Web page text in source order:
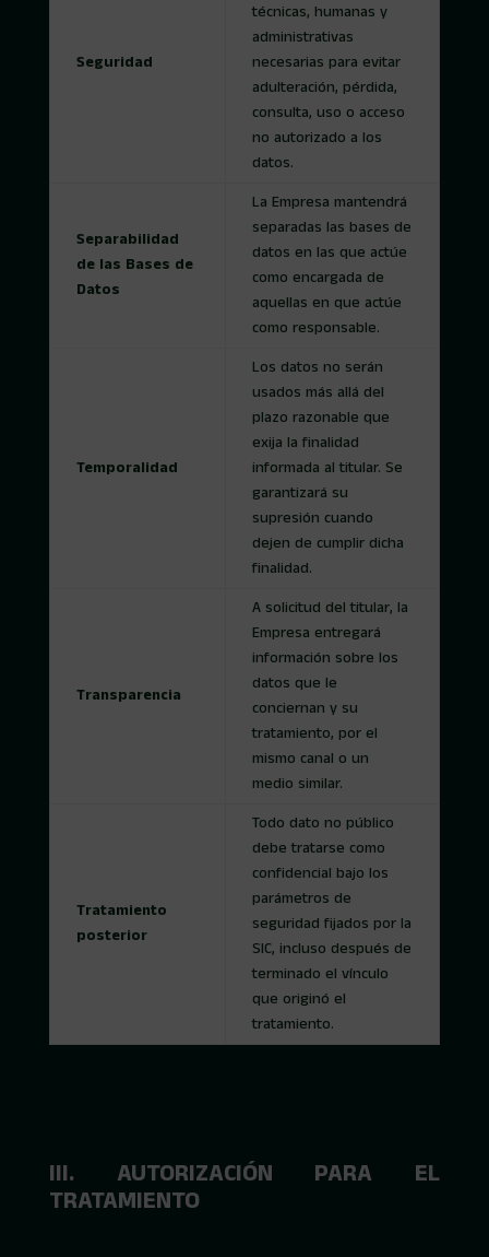
Seguridad
técnicas, humanas y
administrativas
necesarias para evitar
adulteración, pérdida,
consulta, uso o acceso
no autorizado a los
datos.
Separabilidad
de las Bases de
Datos
La Empresa mantendrá
separadas las bases de
datos en las que actúe
como encargada de
aquellas en que actúe
como responsable.
Temporalidad
Los datos no serán
usados más allá del
plazo razonable que
exija la finalidad
informada al titular. Se
garantizará su
supresión cuando
dejen de cumplir dicha
finalidad.
Transparencia
A solicitud del titular, la
Empresa entregará
información sobre los
datos que le
conciernan y su
tratamiento, por el
mismo canal o un
medio similar.
Tratamiento
posterior
Todo dato no público
debe tratarse como
confidencial bajo los
parámetros de
seguridad fijados por la
SIC, incluso después de
terminado el vínculo
que originó el
tratamiento.
III. AUTORIZACIÓN PARA EL
TRATAMIENTO